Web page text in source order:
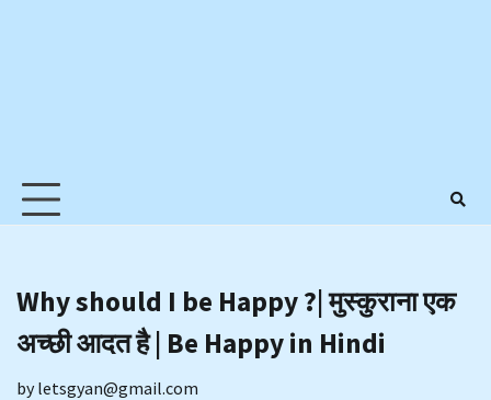
Why should I be Happy ?| मुस्कुराना एक
अच्छी आदत है | Be Happy in Hindi
byletsgyan@gmail.com